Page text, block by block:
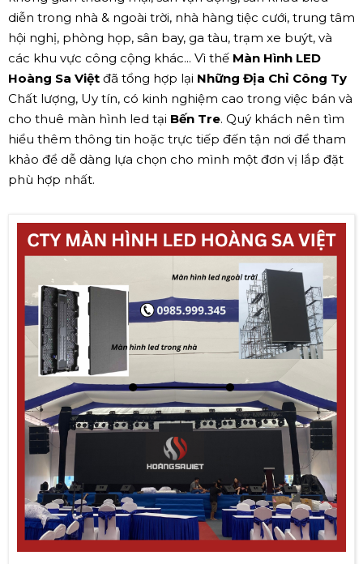
diễn trong nhà & ngoài trời, nhà hàng tiệc cưới, trung tâm
hội nghị, phòng họp, sân bay, ga tàu, trạm xe buýt, và
các khu vực công cộng khác... Vì thế Màn Hình LED
Hoàng Sa Việt đã tổng hợp lại Những Địa Chỉ Công Ty
Chất lượng, Uy tín, có kinh nghiệm cao trong việc bán và
cho thuê màn hình led tại Bến Tre. Quý khách nên tìm
hiểu thêm thông tin hoặc trực tiếp đến tận nơi để tham
khảo để dễ dàng lựa chọn cho mình một đơn vị lắp đặt
phù hợp nhất.